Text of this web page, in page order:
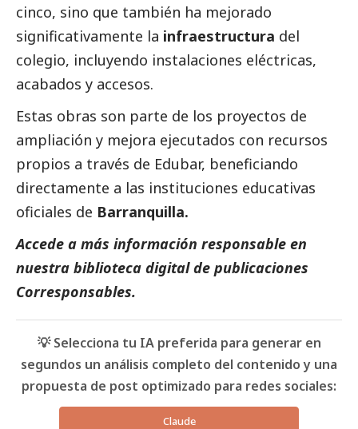
cinco, sino que también ha mejorado
significativamente la infraestructura del
colegio, incluyendo instalaciones eléctricas,
acabados y accesos.
Estas obras son parte de los proyectos de
ampliación y mejora ejecutados con recursos
propios a través de Edubar, beneficiando
directamente a las instituciones educativas
oficiales de Barranquilla.
Accede a más información responsable en
nuestra biblioteca digital de publicaciones
Corresponsables.
💡 Selecciona tu IA preferida para generar en
segundos un análisis completo del contenido y una
propuesta de post optimizado para redes sociales:
Claude